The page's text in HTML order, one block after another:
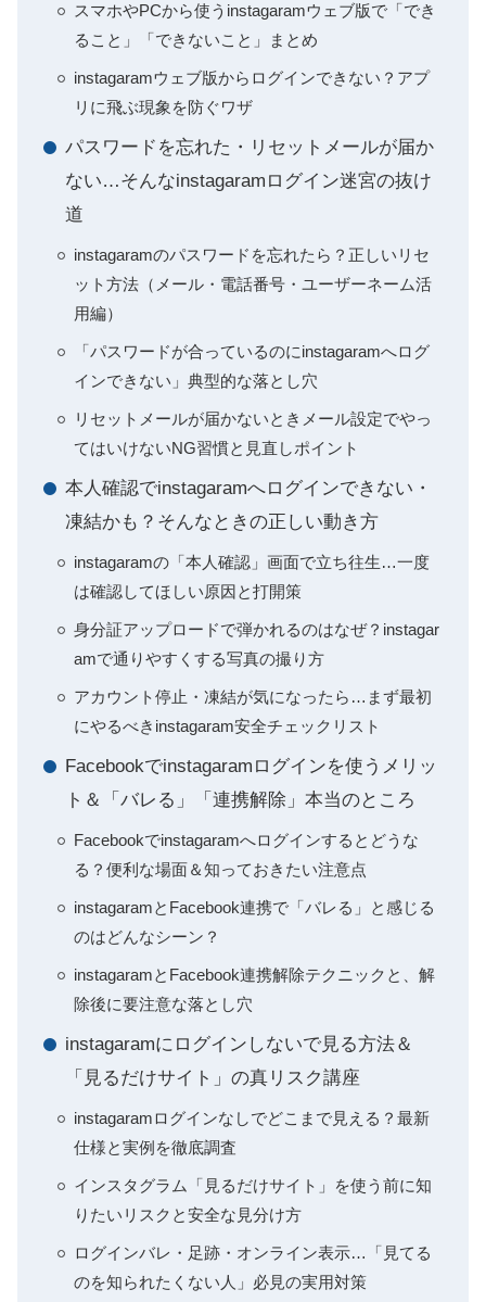
スマホやPCから使うinstagaramウェブ版で「でき
ること」「できないこと」まとめ
instagaramウェブ版からログインできない？アプ
リに飛ぶ現象を防ぐワザ
パスワードを忘れた・リセットメールが届か
ない…そんなinstagaramログイン迷宮の抜け
道
instagaramのパスワードを忘れたら？正しいリセ
ット方法（メール・電話番号・ユーザーネーム活
用編）
「パスワードが合っているのにinstagaramへログ
インできない」典型的な落とし穴
リセットメールが届かないときメール設定でやっ
てはいけないNG習慣と見直しポイント
本人確認でinstagaramへログインできない・
凍結かも？そんなときの正しい動き方
instagaramの「本人確認」画面で立ち往生…一度
は確認してほしい原因と打開策
身分証アップロードで弾かれるのはなぜ？instagar
amで通りやすくする写真の撮り方
アカウント停止・凍結が気になったら…まず最初
にやるべきinstagaram安全チェックリスト
Facebookでinstagaramログインを使うメリッ
ト＆「バレる」「連携解除」本当のところ
Facebookでinstagaramへログインするとどうな
る？便利な場面＆知っておきたい注意点
instagaramとFacebook連携で「バレる」と感じる
のはどんなシーン？
instagaramとFacebook連携解除テクニックと、解
除後に要注意な落とし穴
instagaramにログインしないで見る方法＆
「見るだけサイト」の真リスク講座
instagaramログインなしでどこまで見える？最新
仕様と実例を徹底調査
インスタグラム「見るだけサイト」を使う前に知
りたいリスクと安全な見分け方
ログインバレ・足跡・オンライン表示…「見てる
のを知られたくない人」必見の実用対策